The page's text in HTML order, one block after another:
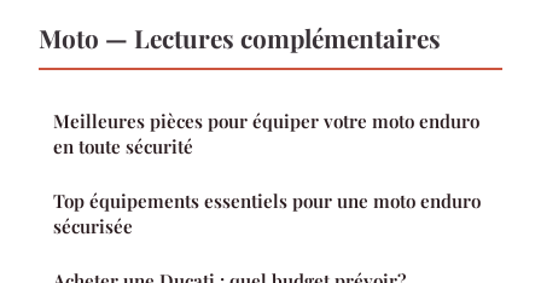
Moto — Lectures complémentaires
Meilleures pièces pour équiper votre moto enduro
en toute sécurité
Top équipements essentiels pour une moto enduro
sécurisée